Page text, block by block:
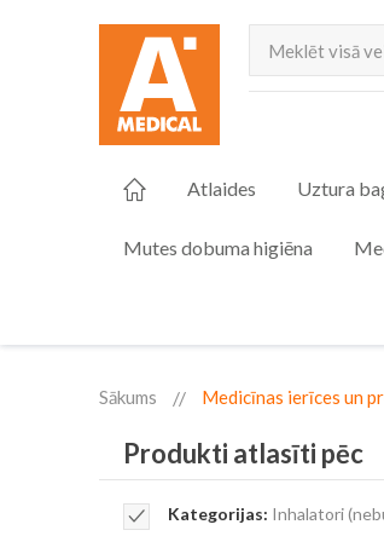
Atlaides Uztura
Mutes dobuma higiēna
Sākums Medicīnas ierīces un
Produkti atlasīti pēc
Kategorijas Inhalatori
Remove